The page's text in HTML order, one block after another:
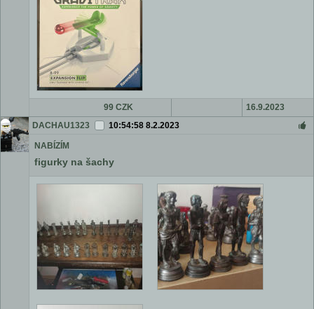
99 CZK
16.9.2023
DACHAU1323
10:54:58 8.2.2023
NABÍZÍM
figurky na šachy